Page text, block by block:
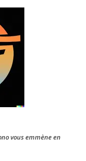
vous emmène en